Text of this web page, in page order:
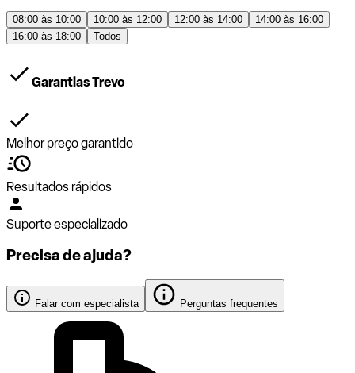
08:00 às 10:00 10:00 às 12:00 12:00 às 14:00
14:00 às 16:00
16:00 às 18:00
Todos
Garantias Trevo
Melhor preço garantido
Resultados rápidos
Suporte especializado
Precisa de ajuda?
Falar com especialista Perguntas frequentes